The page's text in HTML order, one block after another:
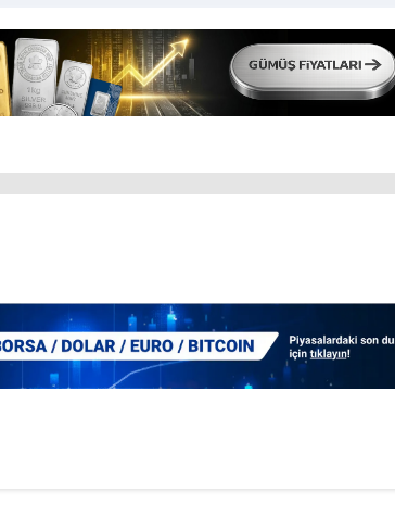
aşağıda yer alan panel vasıtasıyla
Bilgilendirme Metnimizi ziyaret edebilirsiniz.